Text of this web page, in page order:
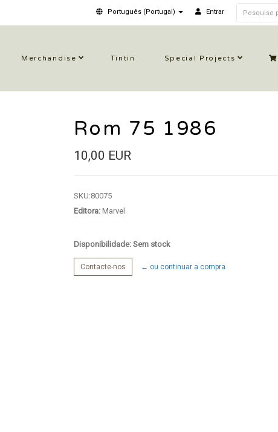
Português (Portugal) Entrar
Merchandise Tintin Special Projects
Rom 75 1986
10,00 EUR
SKU:80075
Editora:Marvel
Disponibilidade: Sem stock
Contacte-nos ← ou continuar a compra